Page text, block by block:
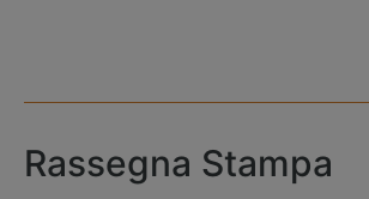
Rassegna Stampa